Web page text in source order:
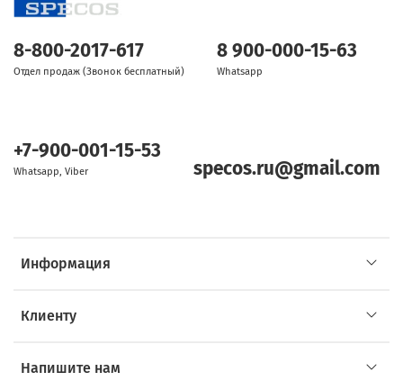
Информация
Клиенту
Напишите нам
8-800-2017-617
Отдел продаж (Звонок бесплатный)
8 900-000-15-63
Whatsapp
+7-900-001-15-53
Whatsapp, Viber specos.ru@gmail.com